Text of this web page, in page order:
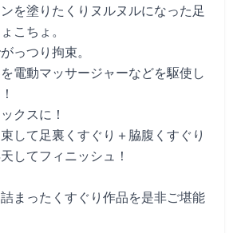
を塗りたくりヌルヌルになった足
こちょ。
っつり拘束。
電動マッサージャーなどを駆使し
クスに！
して足裏くすぐり＋脇腹くすぐり
してフィニッシュ！
まったくすぐり作品を是非ご堪能